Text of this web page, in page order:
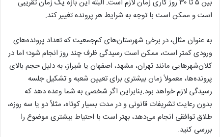
بین ۵ تا ۳۰ روز کاری زمان لازم است. البته این بازه یک زمان تقریبی
است و ممکن است با توجه به شرایط هر پرونده تغییر کند.
به عنوان مثال، در برخی شهرستان‌های کم‌جمعیت که تعداد پرونده‌های
ورودی کمتر است، ممکن است رسیدگی ظرف چند روز انجام شود؛ اما در
کلان‌شهرهایی مانند تهران، مشهد، اصفهان یا شیراز، به دلیل حجم بالای
پرونده‌ها، معمولاً زمان بیشتری برای تعیین شعبه و تشکیل جلسه
رسیدگی لازم خواهد بود.بنابراین اگر شخصی به شما وعده دهد که
بدون رعایت تشریفات قانونی و در مدت بسیار کوتاه، مثلاً دو یا سه روزه،
طلاق توافقی انجام می‌دهد، بهتر است با احتیاط بیشتری موضوع را
بررسی کنید.